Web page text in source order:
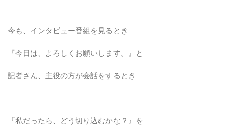
今も、インタビュー番組を見るとき
『今日は、よろしくお願いします。』と
記者さん、主役の方が会話をするとき
『私だったら、どう切り込むかな？』を